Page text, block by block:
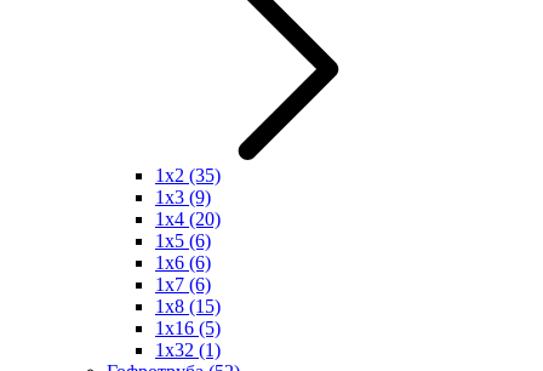
1x2 (35)
1x3 (9)
1x4 (20)
1x5 (6)
1x6 (6)
1x7 (6)
1x8 (15)
1x16 (5)
1x32 (1)